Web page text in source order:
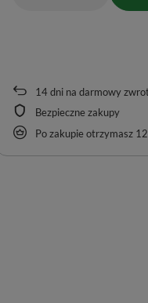
14dni na darmowy
Bezpieczne zakupy
Po zakupie otrzymasz